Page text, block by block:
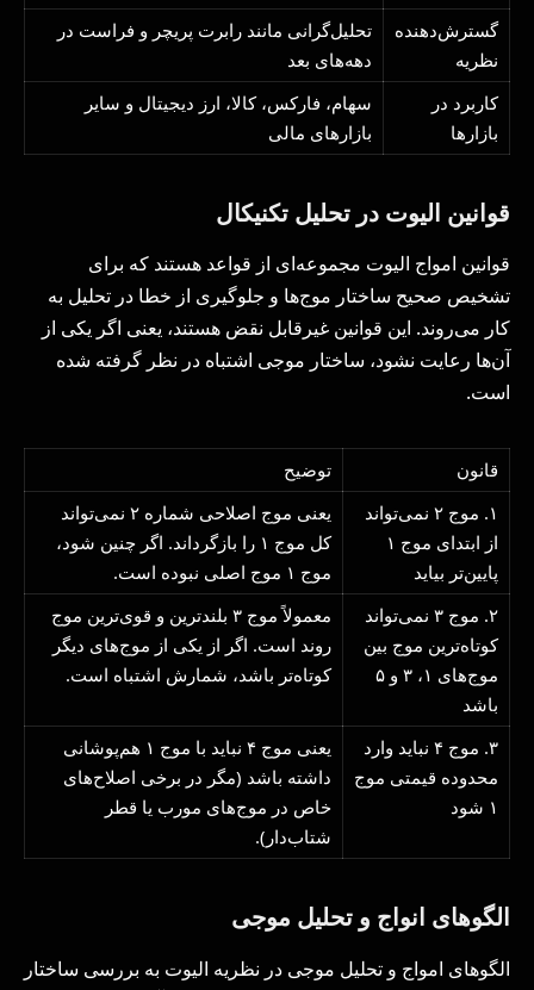
گسترش‌دهنده
نظریه
تحلیل‌گرانی مانند رابرت پریچر و فراست در
دهه‌های بعد
کاربرد در
بازارها
سهام، فارکس، کالا، ارز دیجیتال و سایر
بازارهای مالی
قوانین الیوت در تحلیل تکنیکال
قوانین امواج الیوت مجموعه‌ای از قواعد هستند که برای
تشخیص صحیح ساختار موج‌ها و جلوگیری از خطا در تحلیل به
کار می‌روند. این قوانین غیرقابل نقض هستند، یعنی اگر یکی از
آن‌ها رعایت نشود، ساختار موجی اشتباه در نظر گرفته شده
است.
قانون
توضیح
۱. موج ۲ نمی‌تواند
از ابتدای موج ۱
پایین‌تر بیاید
یعنی موج اصلاحی شماره ۲ نمی‌تواند
کل موج ۱ را بازگرداند. اگر چنین شود،
موج ۱ موج اصلی نبوده است.
۲. موج ۳ نمی‌تواند
کوتاه‌ترین موج بین
موج‌های ۱، ۳ و ۵
باشد
معمولاً موج ۳ بلندترین و قوی‌ترین موج
روند است. اگر از یکی از موج‌های دیگر
کوتاه‌تر باشد، شمارش اشتباه است.
۳. موج ۴ نباید وارد
محدوده قیمتی موج
۱ شود
یعنی موج ۴ نباید با موج ۱ هم‌پوشانی
داشته باشد (مگر در برخی اصلاح‌های
خاص در موج‌های مورب یا قطر
شتاب‌دار).
الگوهای انواج و تحلیل موجی
الگوهای امواج و تحلیل موجی در نظریه الیوت به بررسی ساختار